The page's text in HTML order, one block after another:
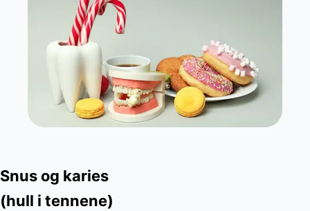
Snus og karies
(hull i tennene)